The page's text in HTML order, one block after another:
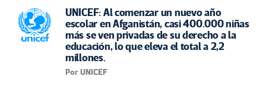
UNICEF: Al comenzar un nuevo año
escolar en Afganistán, casi 400.000 niñas
más se ven privadas de su derecho a la
educación, lo que eleva el total a 2,2
millones.
Por UNICEF